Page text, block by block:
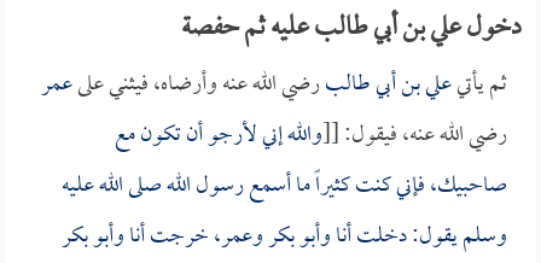
دخول علي بن أبي طالب عليه ثم حفصة
ثم يأتيعلي بن أبي طالبرضي الله عنه وأرضاه، فيثني علىعمر
رضي الله عنه، فيقول: [[والله إني لأرجو أن تكون مع
صاحبيك، فإني كنت كثيراً ما أسمع رسول الله صلى الله عليه
وسلم يقول: دخلت أنا وأبو بكروعمر، خرجت أنا وأبو بكر